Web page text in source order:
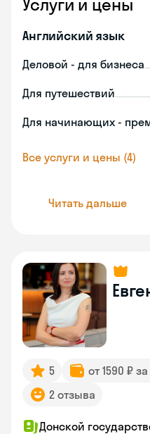
Услуги и цены
Английский язык
Деловой - для бизнеса
Для путешествий
Для начинающих -
Все услуги и цены (4)
Читать дальше
5 от 1590 ₽
2 отзыва
Донской